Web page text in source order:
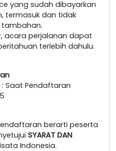
yang sudah dibayarkan
termasuk dan tidak
acara perjalanan dapat
terlebih dahulu.
Saat Pendaftaran
berarti peserta
SYARAT DAN
Indonesia.